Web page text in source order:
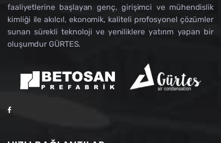
faaliyetlerine başlayan genç, girişimci ve mühendislik
kimliği ile akılcıl, ekonomik, kaliteli profosyonel çözümler
sunan sürekli teknoloji ve yeniliklere yatırım yapan bir
oluşumdur GÜRTES.